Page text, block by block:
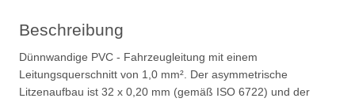
Beschreibung
Dünnwandige PVC - Fahrzeugleitung mit einem
Leitungsquerschnitt von 1,0 mm². Der asymmetrische
Litzenaufbau ist 32 x 0,20 mm (gemäß ISO 6722) und der